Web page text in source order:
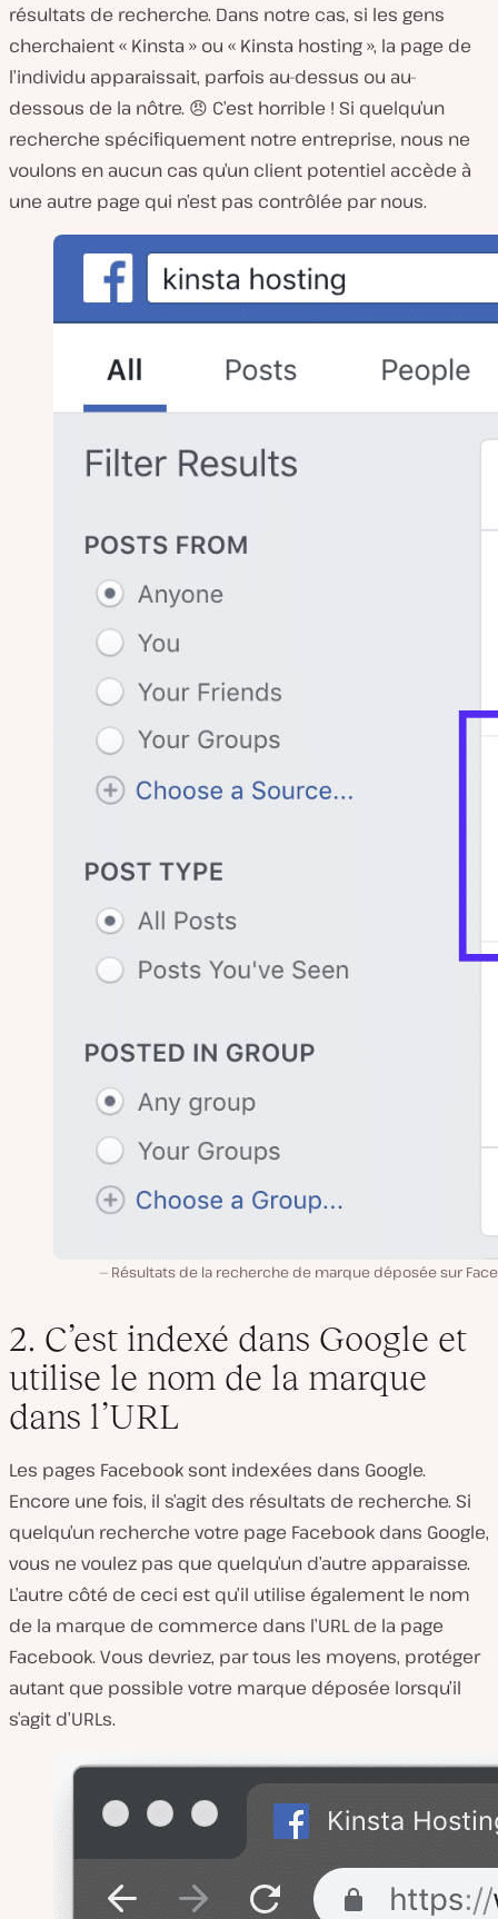
résultats de recherche. Dans notre cas, si les gens
cherchaient « Kinsta » ou « Kinsta hosting », la page de
l’individu apparaissait, parfois au-dessus ou au-
dessous de la nôtre. 😠 C’est horrible ! Si quelqu’un
recherche spécifiquement notre entreprise, nous ne
voulons en aucun cas qu’un client potentiel accède à
une autre page qui n’est pas contrôlée par nous.
Résultats de la recherche de marque déposée sur
2. C’est indexé dans Google et
utilise le nom de la marque
dans l’URL
Les pages Facebook sont indexées dans Google.
Encore une fois, il s’agit des résultats de recherche. Si
quelqu’un recherche votre page Facebook dans Google,
vous ne voulez pas que quelqu’un d’autre apparaisse.
L’autre côté de ceci est qu’il utilise également le nom
de la marque de commerce dans l’URL de la page
Facebook. Vous devriez, par tous les moyens, protéger
autant que possible votre marque déposée lorsqu’il
s’agit d’URLs.